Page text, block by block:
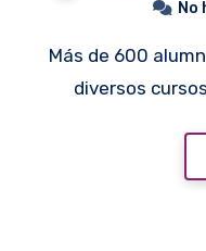
No
Más de 600 alumnos terminaron este año los
diversos